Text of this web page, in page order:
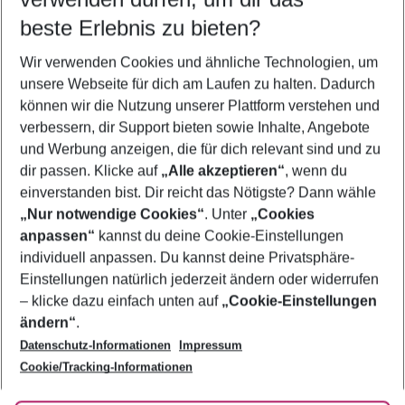
5-8 Nächte
2 Erwachsene Keine Kinder
Mehr Filter anzeigen
Footer
Footer navigation
Über uns
AGB
Bestpreisgarantie
Cookie-Einstellungen ändern
Cookie-Richtlinie
Agenturbetreuung
Barrierefreies Reisen
Folge uns
beste Erlebnis zu bieten?
Wir verwenden Cookies und ähnliche Technologien, um
unsere Webseite für dich am Laufen zu halten. Dadurch
können wir die Nutzung unserer Plattform verstehen und
verbessern, dir Support bieten sowie Inhalte, Angebote
und Werbung anzeigen, die für dich relevant sind und zu
dir passen. Klicke auf „Alle akzeptieren“, wenn du
einverstanden bist. Dir reicht das Nötigste? Dann wähle
„Nur notwendige Cookies“. Unter „Cookies
anpassen“ kannst du deine Cookie-Einstellungen
individuell anpassen. Du kannst deine Privatsphäre-
Einstellungen natürlich jederzeit ändern oder widerrufen
– klicke dazu einfach unten auf „Cookie-Einstellungen
ändern“.
Datenschutz-Informationen
Impressum
Cookie/Tracking-Informationen